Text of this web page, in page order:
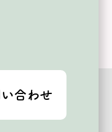
合わせ